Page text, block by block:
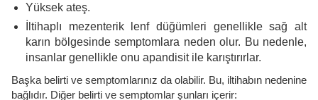
Yüksek ateş.
İltihaplı mezenterik lenf düğümleri genellikle sağ alt
karın bölgesinde semptomlara neden olur. Bu nedenle,
insanlar genellikle onu apandisit ile karıştırırlar.
Başka belirti ve semptomlarınız da olabilir. Bu, iltihabın nedenine
bağlıdır. Diğer belirti ve semptomlar şunları içerir: